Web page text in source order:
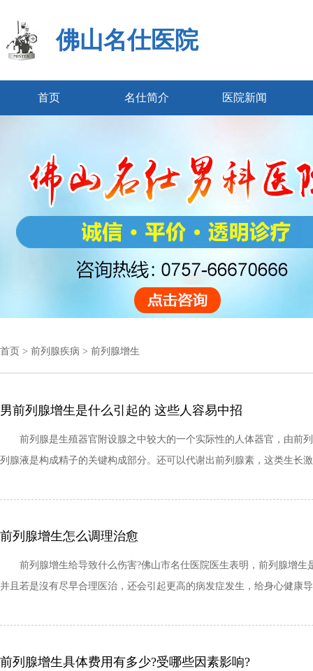
佛山名仕医院
首页 名仕简介 医院新闻
首页 > 前列腺疾病 > 前列腺增生
男前列腺增生是什么引起的 这些人容易中招
前列腺是生殖器官附设腺之中较大的一个实际性的人体器官，由前
列腺液是构成精子的关键构成部分。还可以代谢出前列腺素，这类生长
前列腺增生怎么调理治愈
前列腺增生给导致什么伤害?佛山市名仕医院医生表明，前列腺增生
并且若是沒有尽早合理医治，还会引起更高的病发症发生，给身心健康
前列腺增生具体费用有多少?受哪些因素影响?